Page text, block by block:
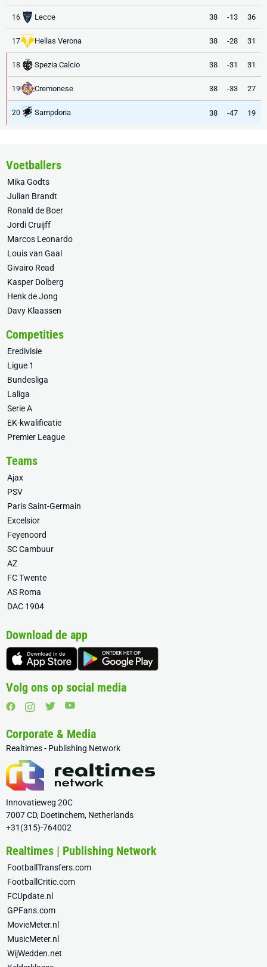
16 Lecce 38 -13 36
17 Hellas Verona 38 -28 31
18 Spezia Calcio 38 -31 31
19 Cremonese 38 -33 27
20 Sampdoria 38 -47 19
Voetballers
Mika Godts
Julian Brandt
Ronald de Boer
Jordi Cruijff
Marcos Leonardo
Louis van Gaal
Givairo Read
Kasper Dolberg
Henk de Jong
Davy Klaassen
Competities
Eredivisie
Ligue 1
Bundesliga
Laliga
Serie A
EK-kwalificatie
Premier League
Teams
Ajax
PSV
Paris Saint-Germain
Excelsior
Feyenoord
SC Cambuur
AZ
FC Twente
AS Roma
DAC 1904
Download de app
Volg ons op social media
Corporate & Media
Realtimes - Publishing Network
Innovatieweg 20C
7007 CD, Doetinchem, Netherlands
+31(315)-764002
Realtimes | Publishing Network
FootballTransfers.com
FootballCritic.com
FCUpdate.nl
GPFans.com
MovieMeter.nl
MusicMeter.nl
WijWedden.net